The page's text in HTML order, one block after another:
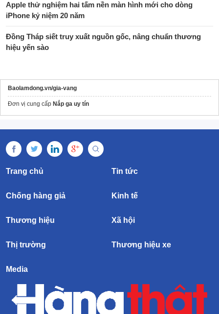
Apple thử nghiệm hai tấm nền màn hình mới cho dòng
iPhone kỷ niệm 20 năm
Đồng Tháp siết truy xuất nguồn gốc, nâng chuẩn thương
hiệu yến sào
Baolamdong.vn/gia-vang
Đơn vị cung cấp Nắp ga uy tín
Trang chủ Tin tức
Chống hàng giả Kinh tế
Thương hiệu Xã hội
Thị trường Thương hiệu xe
Media